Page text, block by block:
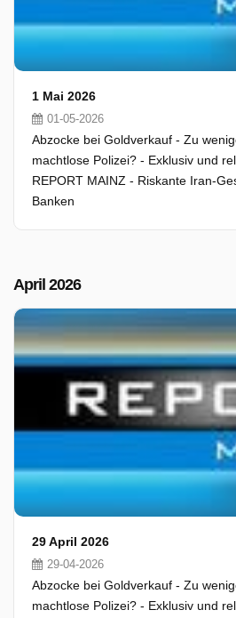
1 Mai 2026
01-05-2026
Abzocke bei Goldverkauf - Zu
machtlose Polizei? - Exklusiv und
REPORT MAINZ - Riskante Iran-
Banken
April 2026
29 April 2026
29-04-2026
Abzocke bei Goldverkauf - Zu
machtlose Polizei? - Exklusiv und